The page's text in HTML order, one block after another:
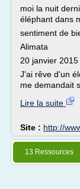
moi la nuit
éléphant dans
sentiment de
Alimata
20 janvier
J'ai rêve d'un
me demandait
Lire la suite
Site : http://
13 Ressources